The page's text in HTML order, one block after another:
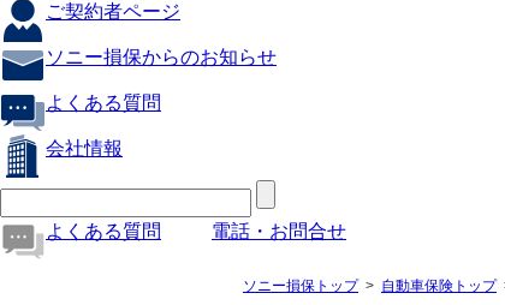
ご契約者ページ
ソニー損保からのお知らせ
よくある質問
会社情報
よくある質問 電話・お問合せ
ソニー損保トップ 自動車保険トップ